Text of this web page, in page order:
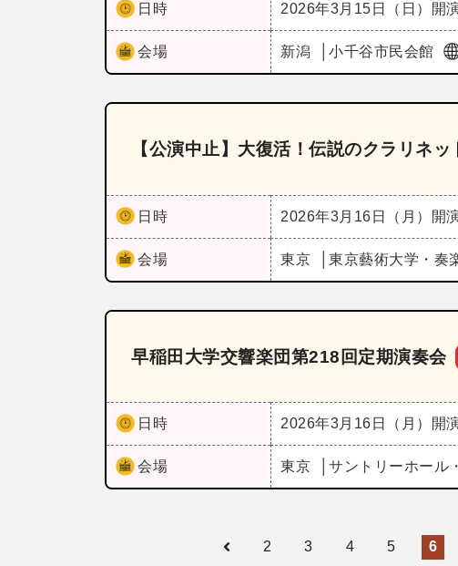
日時 2026年3月15日（日） 開
会場 新潟 小千谷市民会館
【公演中止】大復活！伝説のクラリネ
日時 2026年3月16日（月） 開
会場 東京 東京藝術大学・奏
早稲田大学交響楽団第218回定期演奏会
日時 2026年3月16日（月） 開
会場 東京 サントリーホール
2 3 4 5 6